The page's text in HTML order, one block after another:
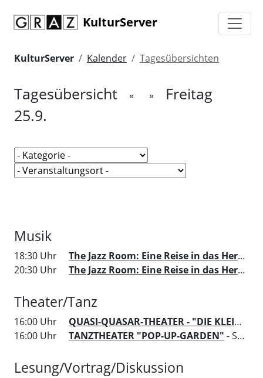
KulturServer
KulturServer Kalender Tagesübersichten
Tagesübersicht « »
Freitag
25.9.
Musik
18:30 Uhr
The Jazz Room: Eine Reise in das Herz von New Orleans
20:30 Uhr
The Jazz Room: Eine Reise in das Herz von New Orleans
Theater/Tanz
16:00 Uhr
QUASI-QUASAR-THEATER - "DIE KLEINE HEXE UND DER KLEINE RABE"
16:00 Uhr
TANZTHEATER "POP-UP-GARDEN" - Salon Stolz
Lesung/Vortrag/Diskussion